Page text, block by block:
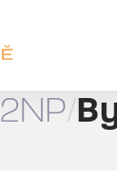
2NP